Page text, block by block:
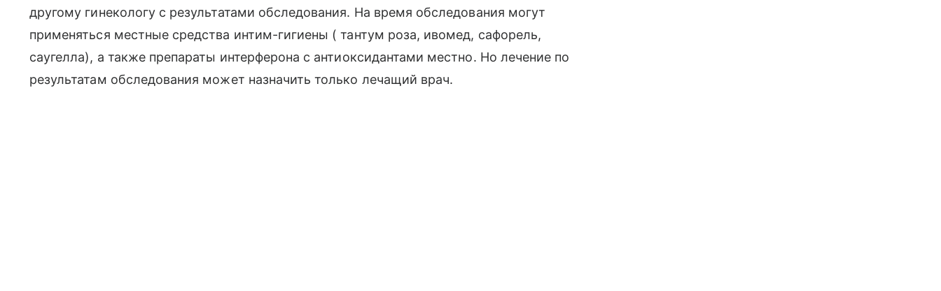
другому гинекологу с результатами обследования. На время обследования могут
применяться местные средства интим-гигиены ( тантум роза, ивомед, сафорель,
саугелла), а также препараты интерферона с антиоксидантами местно. Но лечение по
результатам обследования может назначить только лечащий врач.